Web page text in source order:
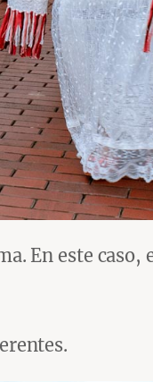
En este caso,